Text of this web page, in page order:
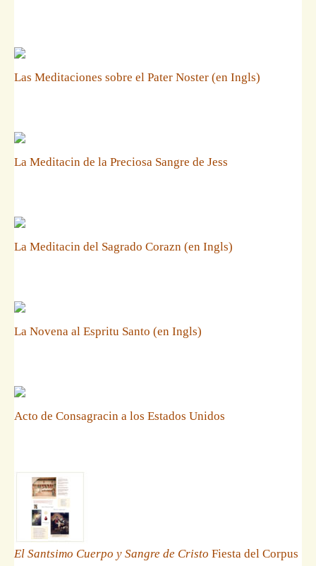
Las Meditaciones sobre el Pater Noster (en Ingls)
La Meditacin de la Preciosa Sangre de Jess
La Meditacin del Sagrado Corazn (en Ingls)
La Novena al Espritu Santo (en Ingls)
Acto de Consagracin a los Estados Unidos
El Santsimo Cuerpo y Sangre de Cristo Fiesta del Corpus